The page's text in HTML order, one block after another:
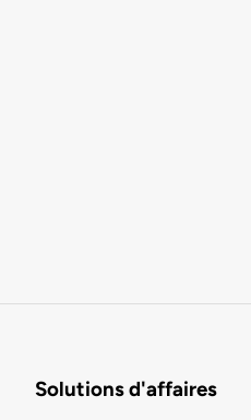
Solutions d'affaires